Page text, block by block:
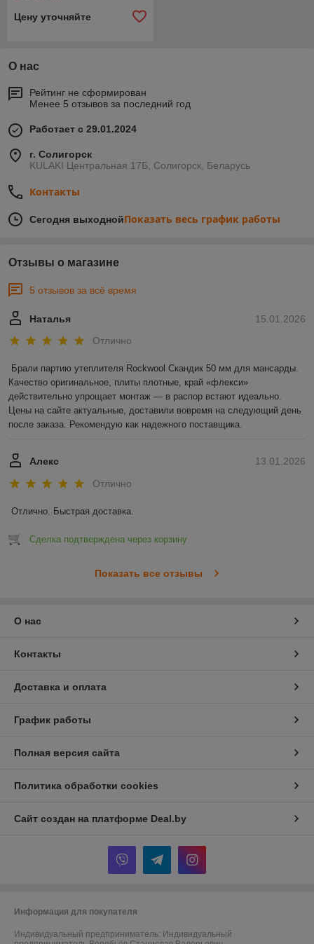
Цену уточняйте
О нас
Рейтинг не сформирован
Менее 5 отзывов за последний год
Работает с 29.01.2024
г. Солигорск
KULAKI Центральная 17Б, Солигорск, Беларусь
Контакты
Сегодня выходнойПоказать весь график работы
Отзывы о магазине
5 отзывов за всё время
15.01.2026
Наталья
Отлично
Брали партию утеплителя Rockwool Скандик 50 мм для мансарды.
Качество оригинальное, плиты плотные, край «флекси»
действительно упрощает монтаж — в распор встают идеально.
Цены на сайте актуальные, доставили вовремя на следующий день
после заказа. Рекомендую как надежного поставщика.
13.01.2026
Алекс
Отлично
Отлично. Быстрая доставка.
Сделка подтверждена через корзину
Показать все отзывы
О нас
Контакты
Доставка и оплата
График работы
Полная версия сайта
Политика обработки cookies
Сайт создан на платформе Deal.by
Информация для покупателя
Индивидуальный предприниматель: Индивидуальный